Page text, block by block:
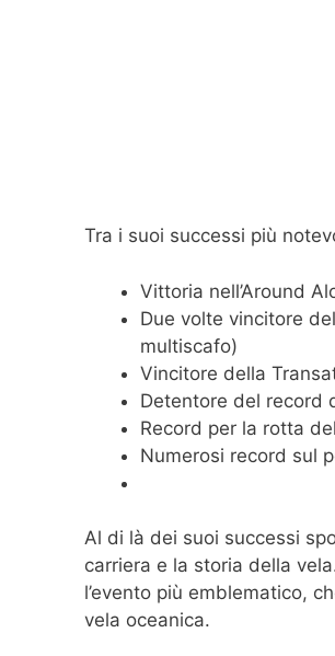
Tra i suoi successi più
Vittoria nell’Around
Due volte vincitore
multiscafo)
Vincitore della
Detentore del record
Record per la rotta
Numerosi record sul
Al di là dei suoi successi
carriera e la storia della
l’evento più emblematico,
vela oceanica.